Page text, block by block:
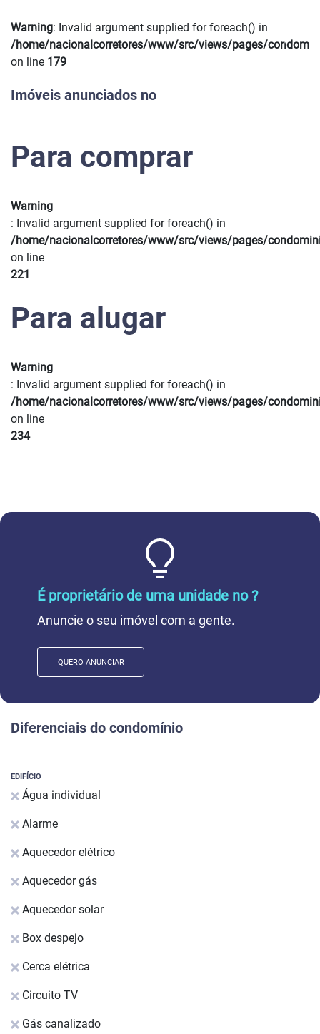
Warning: Invalid argument supplied for foreach() in
/home/nacionalcorretores/www/src/views/pages/
on line 179
Previous Next
Imóveis anunciados no
Para comprar
Warning
: Invalid argument supplied for foreach() in
/home/nacionalcorretores/www/src/views/pages/
on line
221
Para alugar
Warning
: Invalid argument supplied for foreach() in
/home/nacionalcorretores/www/src/views/pages/
on line
234
É proprietário de uma unidade no ?
Anuncie o seu imóvel com a gente.
QUERO ANUNCIAR
Diferenciais do condomínio
EDIFÍCIO
Água individual
Alarme
Aquecedor elétrico
Aquecedor gás
Aquecedor solar
Box despejo
Cerca elétrica
Circuito TV
Gás canalizado